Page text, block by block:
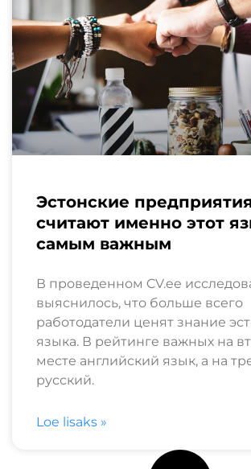
Эстонские предприятия
считают именно этот
самым важным
В проведенном CV.ee
выяснилось, что больше всего
работодатели ценят знание
языка. В рейтинге важных на
месте английский язык, а на
русский.
Loe lisaks »